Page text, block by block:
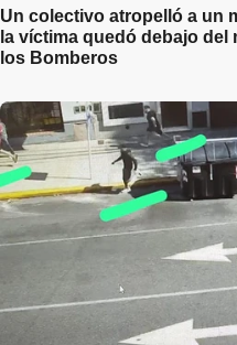
Un colectivo atropelló a un
la víctima quedó debajo
los Bomberos